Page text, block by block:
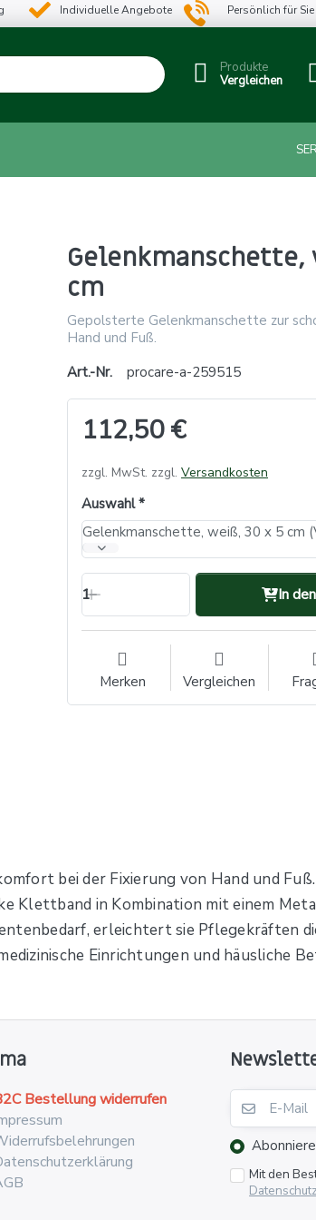
Individuelle Angebote Persönlich für
Produkte
Vergleichen
Gelenkmanschette,
cm
Gepolsterte Gelenkmanschette zur
Hand und Fuß.
Art.-Nr.
procare-a-259515
112,50 €
zzgl. MwSt. zzgl. Versandkosten
Auswahl
1 In
Merken Vergleichen
bei der Fixierung von Hand und Fuß.
Klettband in Kombination mit einem
erleichtert sie Pflegekräften
Einrichtungen und häusliche
Bestellung widerrufen
Mit den
Datenschutz